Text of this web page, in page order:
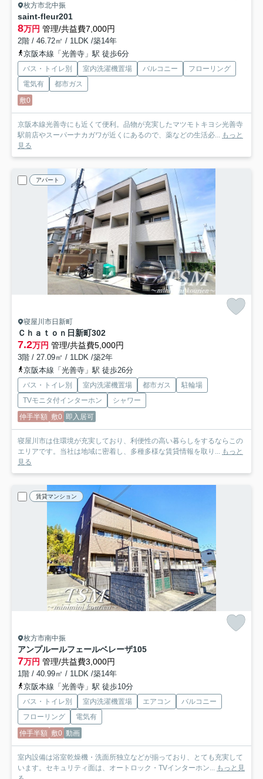
枚方市北中振
saint-fleur201
8万円 管理/共益費7,000円
2階 / 46.72㎡ / 1LDK /築14年
京阪本線「光善寺」駅 徒歩6分
バス・トイレ別 室内洗濯機置場 バルコニー
フローリング
電気有
都市ガス
敷0
京阪本線光善寺にも近くて便利。品物が充実したマツモトキヨシ光善寺
駅前店やスーパーナカガワが近くにあるので、薬などの生活必... もっと
見る
アパート
寝屋川市日新町
Ｃｈａｔｏｎ日新町302
7.2万円 管理/共益費5,000円
3階 / 27.09㎡ / 1LDK /築2年
京阪本線「光善寺」駅 徒歩26分
バス・トイレ別 室内洗濯機置場 都市ガス
駐輪場
TVモニタ付インターホン
シャワー
仲手半額 敷0 即入居可
寝屋川市は住環境が充実しており、利便性の高い暮らしをするならこの
エリアです。当社は地域に密着し、多種多様な賃貸情報を取り... もっと
見る
賃貸マンション
枚方市南中振
アンプルールフェールベレーザ105
7万円 管理/共益費3,000円
1階 / 40.99㎡ / 1LDK /築14年
京阪本線「光善寺」駅 徒歩10分
バス・トイレ別 室内洗濯機置場 エアコン
バルコニー
フローリング
電気有
仲手半額 敷0 動画
室内設備は浴室乾燥機・洗面所独立などが揃っており、とても充実して
います。セキュリティ面は、オートロック・TVインターホン... もっと見